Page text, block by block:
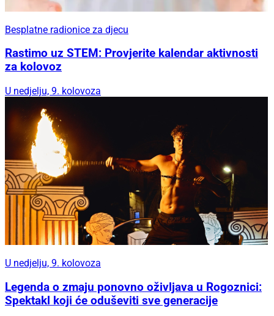
Besplatne radionice za djecu
Rastimo uz STEM: Provjerite kalendar aktivnosti
za kolovoz
U nedjelju, 9. kolovoza
U nedjelju, 9. kolovoza
Legenda o zmaju ponovno oživljava u Rogoznici:
Spektakl koji će oduševiti sve generacije